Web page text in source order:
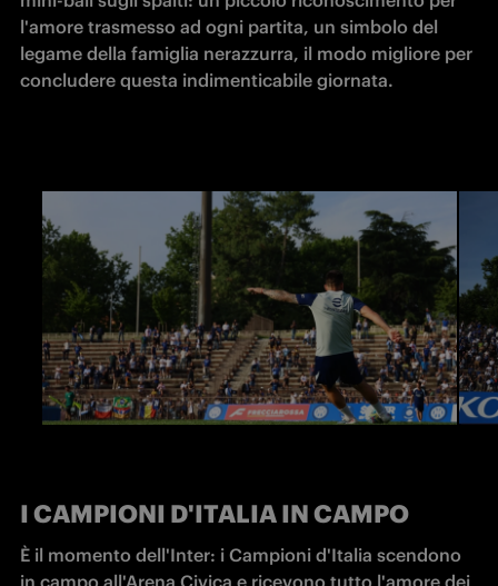
l'amore trasmesso ad ogni partita, un simbolo del
legame della famiglia nerazzurra, il modo migliore per
concludere questa indimenticabile giornata.
I CAMPIONI D'ITALIA IN CAMPO
È il momento dell'Inter: i Campioni d'Italia scendono
in campo all'Arena Civica e ricevono tutto l'amore dei